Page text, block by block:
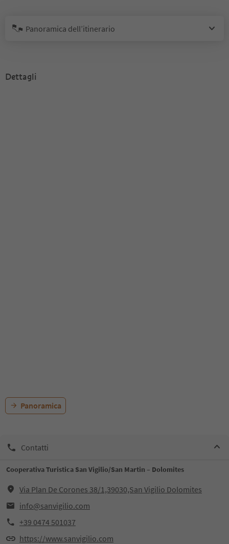
Panoramica dell’itinerario
Dettagli
Panoramica
Contatti
Cooperativa Turistica San Vigilio/San Martin – Dolomites
Via Plan De Corones 38/1,39030,San Vigilio Dolomites
info@sanvigilio.com
+39 0474 501037
https://www.sanvigilio.com